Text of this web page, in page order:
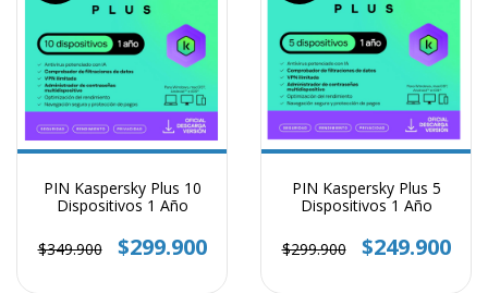
PIN Kaspersky Plus 10
Dispositivos 1 Año
$349.900 $299.900
PIN Kaspersky Plus 5
Dispositivos 1 Año
$299.900 $249.900